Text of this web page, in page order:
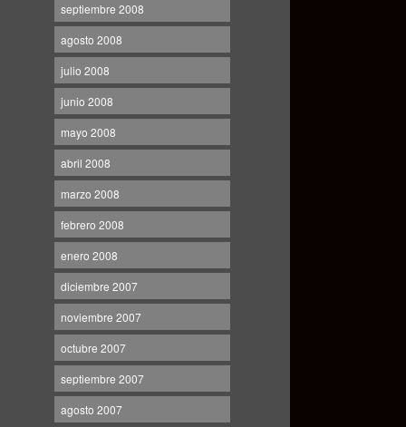
septiembre 2008
agosto 2008
julio 2008
junio 2008
mayo 2008
abril 2008
marzo 2008
febrero 2008
enero 2008
diciembre 2007
noviembre 2007
octubre 2007
septiembre 2007
agosto 2007